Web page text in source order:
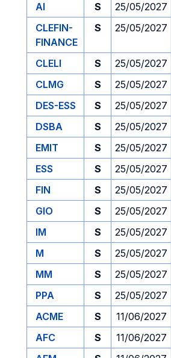
AI
S 25/05/2027
CLEFIN-
FINANCE
S 25/05/2027
CLELI S 25/05/2027
CLMG
S 25/05/2027
DES-ESS
S 25/05/2027
DSBA
S 25/05/2027
EMIT
S 25/05/2027
ESS
S 25/05/2027
FIN
S 25/05/2027
GIO
S 25/05/2027
IM
S 25/05/2027
M
S 25/05/2027
MM
S 25/05/2027
PPA
S 25/05/2027
ACME
S 11/06/2027
AFC
S 11/06/2027